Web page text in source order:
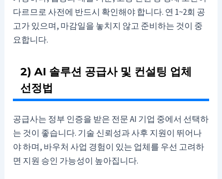
다르므로 사전에 반드시 확인해야 합니다. 연 1~2회 공
고가 있으며, 마감일을 놓치지 않고 준비하는 것이 중
요합니다.
2) AI 솔루션 공급사 및 컨설팅 업체
선정법
공급사는 정부 인증을 받은 전문 AI 기업 중에서 선택하
는 것이 좋습니다. 기술 신뢰성과 사후 지원이 뛰어나
야 하며, 바우처 사업 경험이 있는 업체를 우선 고려하
면 지원 승인 가능성이 높아집니다.